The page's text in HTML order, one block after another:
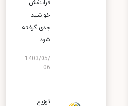
فرابنفش
خورشید
جدی گرفته
شود
1403/05/
06
توزیع